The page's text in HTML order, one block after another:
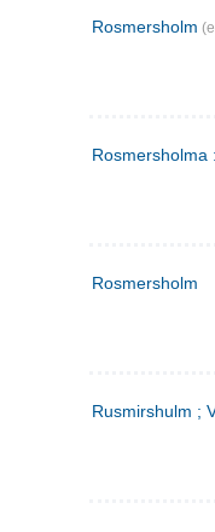
Rosmersholm
Rosmersholma
Rosmersholm
Rusmirshulm ;